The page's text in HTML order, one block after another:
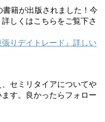
籍が出版されました！今
しくはこちらをご覧下さ
りデイトレード』詳しい
セミリタイアについてや
す。良かったらフォロー